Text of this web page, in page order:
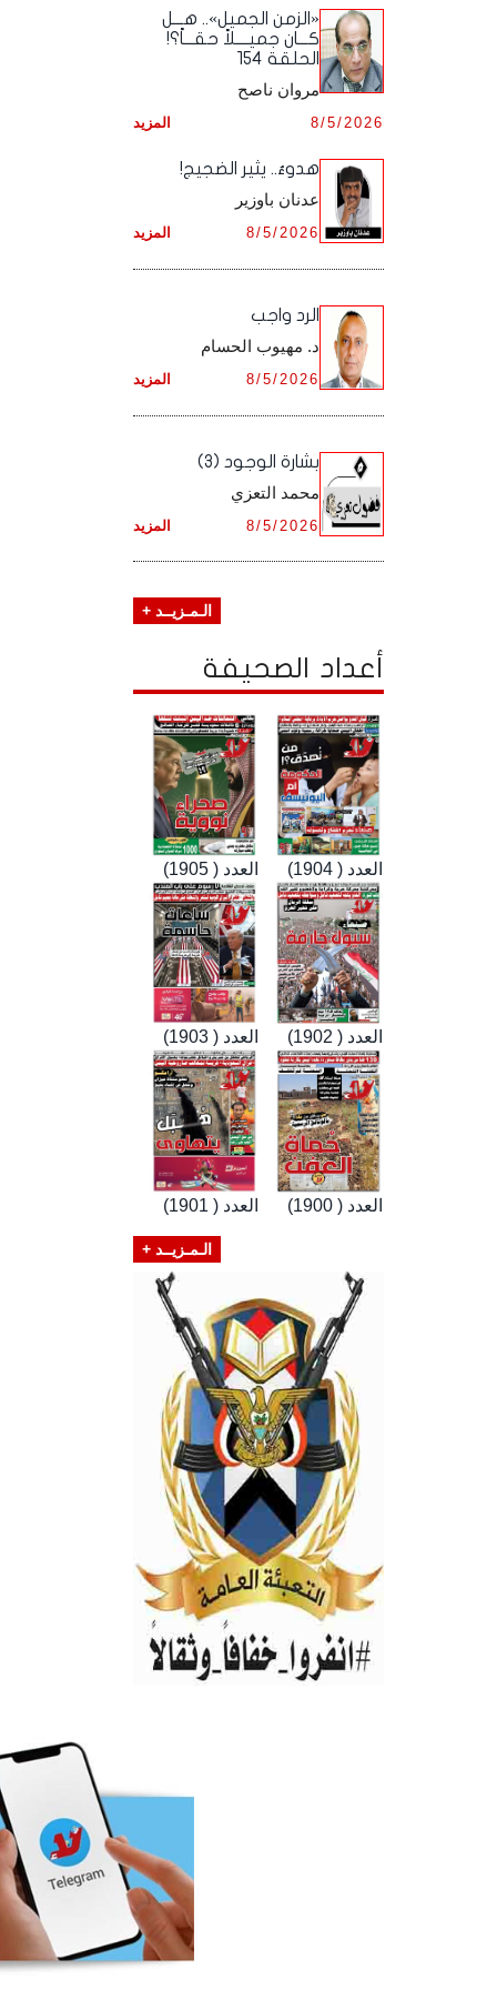
أرشيف شهر نـوفـمـبـر ,
أرشيف شهر ديـسـمـبـر ,
أرشيف شهر أكـتـوبـر ,
أرشيف شهر نـوفـمـبـر ,
أرشيف شهر ديـسـمـبـر ,
أرشيف شهر سـبـتـمـبـر ,
أرشيف شهر أكـتـوبـر ,
أرشيف شهر نـوفـمـبـر ,
أرشيف شهر ديـسـمـبـر ,
«الزمن الجميل».. هـــل
كـــان جميــــلاً حقـــاً؟!
الحلقة 154
مروان ناصح
المزيد 8/5/2026
هدوءٌ.. يثير الضجيج!
عدنان باوزير
المزيد 8/5/2026
الرد واجب
د. مهيوب الحسام
المزيد 8/5/2026
بشارة الوجود (3)
محمد التعزي
المزيد 8/5/2026
الـمـزيــد +
أعداد الصحيفة
العدد ( 1905) العدد ( 1904)
العدد ( 1903) العدد ( 1902)
العدد ( 1901) العدد ( 1900)
الـمـزيــد +